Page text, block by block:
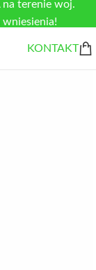
na terenie woj.
wniesienia!
KONTAKT